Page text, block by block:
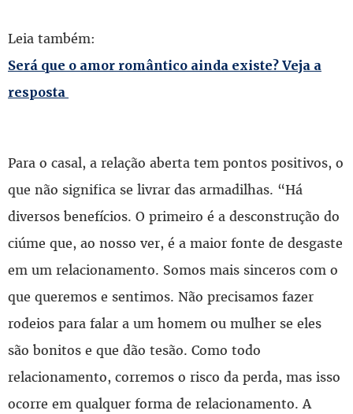
Leia também:
Será que o amor romântico ainda existe? Veja a
resposta
Para o casal, a relação aberta tem pontos positivos, o
que não significa se livrar das armadilhas. “Há
diversos benefícios. O primeiro é a desconstrução do
ciúme que, ao nosso ver, é a maior fonte de desgaste
em um relacionamento. Somos mais sinceros com o
que queremos e sentimos. Não precisamos fazer
rodeios para falar a um homem ou mulher se eles
são bonitos e que dão tesão. Como todo
relacionamento, corremos o risco da perda, mas isso
ocorre em qualquer forma de relacionamento. A